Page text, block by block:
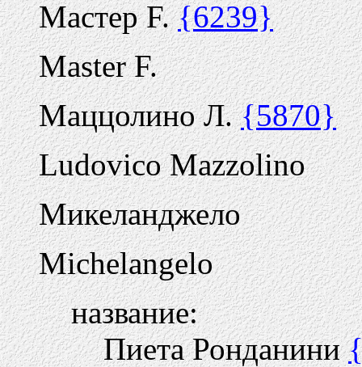
Мастер F.{6239}
Master F.
Маццолино Л.{5870}
Ludovico Mazzolino
Микеланджело
Michelangelo
название:
Пиета Ронданини